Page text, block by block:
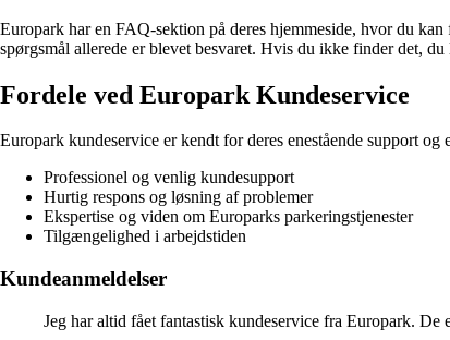
Europark har en FAQ-sektion på deres hjemmeside, hvor du
spørgsmål allerede er blevet besvaret. Hvis du ikke finder det,
Fordele ved Europark Kundeservice
Europark kundeservice er kendt for deres enestående support
Professionel og venlig kundesupport
Hurtig respons og løsning af problemer
Ekspertise og viden om Europarks parkeringstjenester
Tilgængelighed i arbejdstiden
Kundeanmeldelser
Jeg har altid fået fantastisk kundeservice fra Europark.